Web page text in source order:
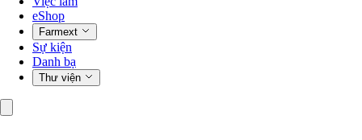
eShop
Farmext
Sự kiện
Danh bạ
Thư viện